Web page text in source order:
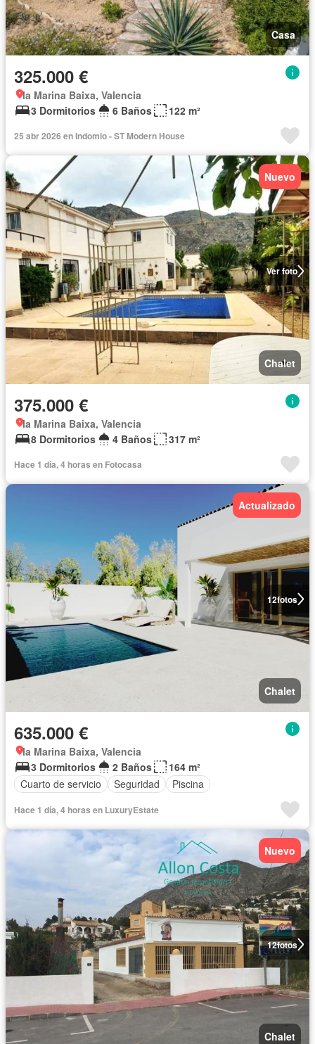
Casa
325.000 €
la Marina Baixa, Valencia
3 Dormitorios
6 Baños 122 m²
25 abr 2026 en Indomio - ST Modern House
Ver foto
Nuevo
Chalet
375.000 €
la Marina Baixa, Valencia
8 Dormitorios
4 Baños 317 m²
Hace 1 día, 4 horas en Fotocasa
12fotos
Actualizado
Chalet
635.000 €
la Marina Baixa, Valencia
3 Dormitorios
2 Baños
164 m²
Cuarto de servicio
Seguridad Piscina
Hace 1 día, 4 horas en LuxuryEstate
12fotos
Nuevo
Chalet